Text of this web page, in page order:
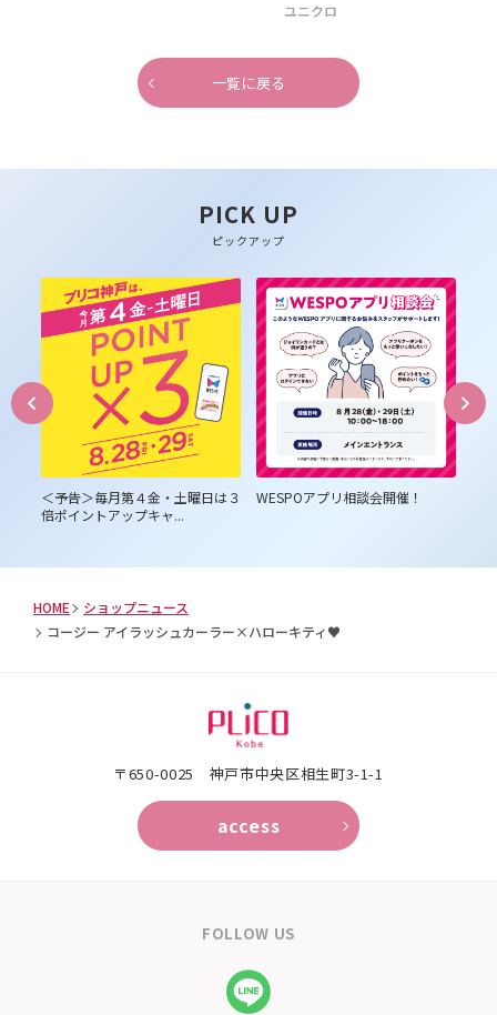
ユニクロ
一覧に戻る
PICK UP
ピックアップ
＜予告＞毎月第４金・土曜日は３
倍ポイントアップキャ...
WESPOアプリ相談会開催！
HOME
ショップニュース
コージー アイラッシュカーラー×ハローキティ♥️
〒650-0025 神⼾市中央区相⽣町3-1-1
access
FOLLOW US